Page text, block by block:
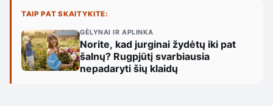
TAIP PAT SKAITYKITE:
GĖLYNAI IR APLINKA
Norite, kad jurginai žydėtų iki pat
šalnų? Rugpjūtį svarbiausia
nepadaryti šių klaidų